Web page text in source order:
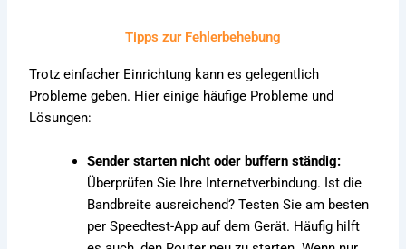
Tipps zur Fehlerbehebung
Trotz einfacher Einrichtung kann es gelegentlich
Probleme geben. Hier einige häufige Probleme und
Lösungen:
Sender starten nicht oder buffern ständig:
Überprüfen Sie Ihre Internetverbindung. Ist die
Bandbreite ausreichend? Testen Sie am besten
per Speedtest-App auf dem Gerät. Häufig hilft